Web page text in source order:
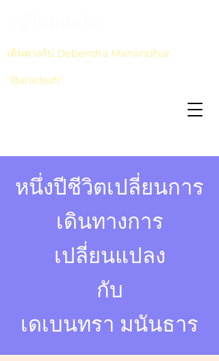
เดินทางกับ Debendra Manandhar
"Baradesh"
หนึ่งปีชีวิตเปลี่ยนการ
เดินทางการ
เปลี่ยนแปลง
กับ
เดเบนทรา มนันธาร